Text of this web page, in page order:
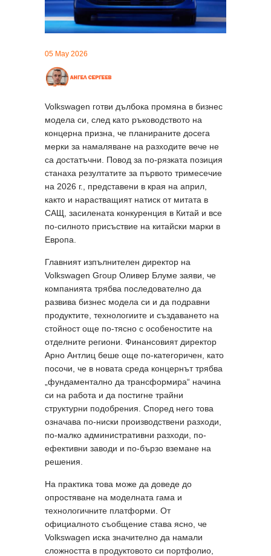
05 May 2026
Volkswagen готви дълбока промяна в бизнес
модела си, след като ръководството на
концерна призна, че планираните досега
мерки за намаляване на разходите вече не
са достатъчни. Повод за по-рязката позиция
станаха резултатите за първото тримесечие
на 2026 г., представени в края на април,
както и нарастващият натиск от митата в
САЩ, засилената конкуренция в Китай и все
по-силното присъствие на китайски марки в
Европа.
Главният изпълнителен директор на
Volkswagen Group Оливер Блуме заяви, че
компанията трябва последователно да
развива бизнес модела си и да подравни
продуктите, технологиите и създаването на
стойност още по-тясно с особеностите на
отделните региони. Финансовият директор
Арно Антлиц беше още по-категоричен, като
посочи, че в новата среда концернът трябва
„фундаментално да трансформира“ начина
си на работа и да постигне трайни
структурни подобрения. Според него това
означава по-ниски производствени разходи,
по-малко административни разходи, по-
ефективни заводи и по-бързо вземане на
решения.
На практика това може да доведе до
опростяване на моделната гама и
технологичните платформи. От
официалното съобщение става ясно, че
Volkswagen иска значително да намали
сложността в продуктовото си портфолио,